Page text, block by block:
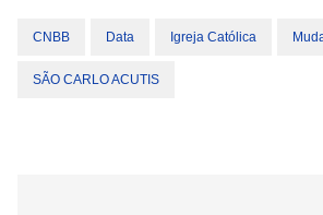
CNBB Data Igreja Católica
SÃO CARLO ACUTIS